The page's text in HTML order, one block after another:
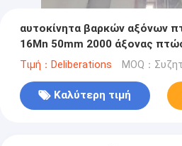
αυτοκίνητα βαρκών αξόνων
16Mn 50mm 2000 άξονας
Τιμή：Deliberations MOQ：
Καλύτερη τιμή